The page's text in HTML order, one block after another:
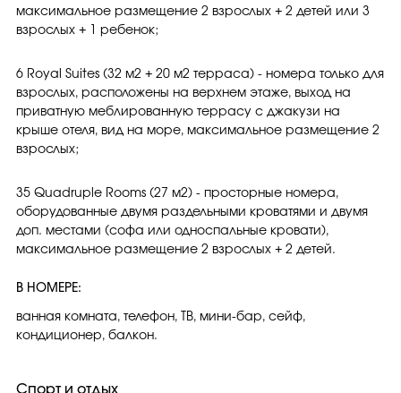
максимальное размещение 2 взрослых + 2 детей или 3
взрослых + 1 ребенок;
6 Royal Suites (32 м2 + 20 м2 терраса) - номера только для
взрослых, расположены на верхнем этаже, выход на
приватную меблированную террасу с джакузи на
крыше отеля, вид на море, максимальное размещение 2
взрослых;
35 Quadruple Rooms (27 м2) - просторные номера,
оборудованные двумя раздельными кроватями и двумя
доп. местами (софа или односпальные кровати),
максимальное размещение 2 взрослых + 2 детей.
В НОМЕРЕ:
ванная комната, телефон, ТВ, мини-бар, сейф,
кондиционер, балкон.
Спорт и отдых